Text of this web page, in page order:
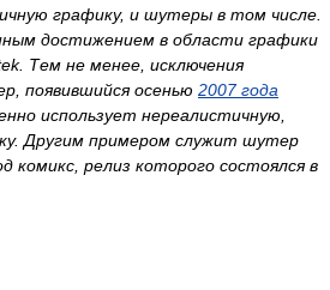
графику, и шутеры в том числе.
достижением в области графики
Тем не менее, исключения
появившийся осенью 2007 года
использует нереалистичную,
Другим примером служит шутер
комикс, релиз которого состоялся в